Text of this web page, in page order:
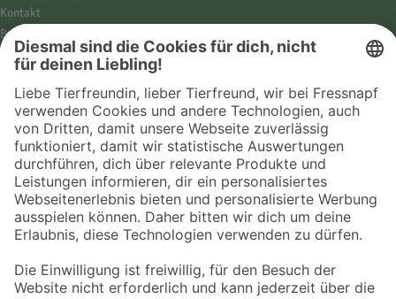
Kontakt
Barrierefreiheit
Impressum
Datenschutz­hinweise
Cookies
AGB
Entdecke Fressnapf
Tierversicherung
GPS-Tracker
Fressnapf Salon
Online-Shop